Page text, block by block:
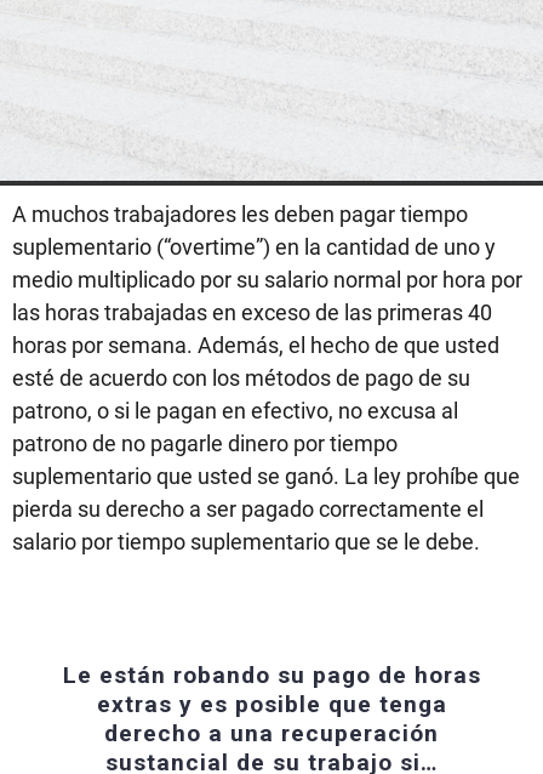
A muchos trabajadores les deben pagar tiempo
suplementario (“overtime”) en la cantidad de uno y
medio multiplicado por su salario normal por hora por
las horas trabajadas en exceso de las primeras 40
horas por semana. Además, el hecho de que usted
esté de acuerdo con los métodos de pago de su
patrono, o si le pagan en efectivo, no excusa al
patrono de no pagarle dinero por tiempo
suplementario que usted se ganó. La ley prohíbe que
pierda su derecho a ser pagado correctamente el
salario por tiempo suplementario que se le debe.
Le están robando su pago de horas
extras y es posible que tenga
derecho a una recuperación
sustancial de su trabajo si…